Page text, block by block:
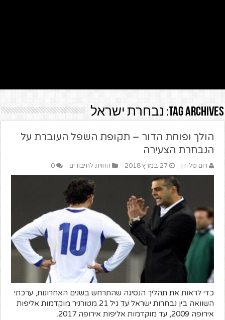
Tag Archives: נבחרת ישראל
הולך ופוחת הדור – תקופת השפל העוברת על
הנבחרת הצעירה
רום טל-דן 27 במרץ 2018 הזווית לחיבורים 0
כדי לראות את תהליך הנסיגה שהתרחש בשנים האחרונות, ערכתי
השוואה בין נבחרות ישראל עד גיל 21 מטורניר מוקדמות אליפות
אירופה 2009, עד מוקדמות אליפות אירופה 2017.